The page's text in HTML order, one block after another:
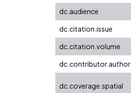
dc.audience
dc.citation.issue
dc.citation.volume
dc.contributor.author
dc.coverage.spatial